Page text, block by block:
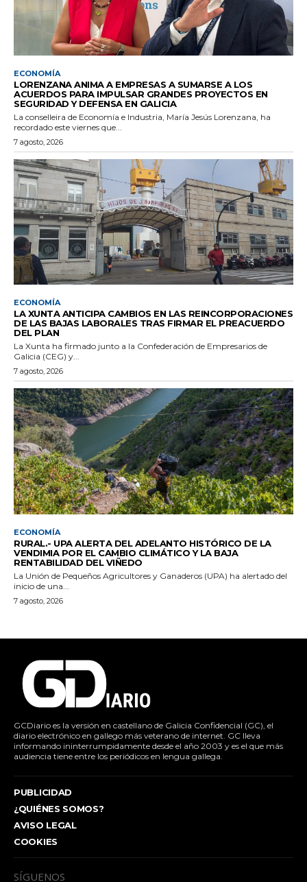
ECONOMÍA
LORENZANA ANIMA A EMPRESAS A SUMARSE A LOS
ACUERDOS PARA IMPULSAR GRANDES PROYECTOS EN
SEGURIDAD Y DEFENSA EN GALICIA
La conselleira de Economía e Industria, María Jesús Lorenzana, ha
recordado este viernes que...
7 agosto, 2026
ECONOMÍA
LA XUNTA ANTICIPA CAMBIOS EN LAS REINCORPORACIONES
DE LAS BAJAS LABORALES TRAS FIRMAR EL PREACUERDO
DEL PLAN
La Xunta ha firmado junto a la Confederación de Empresarios de
Galicia (CEG) y...
7 agosto, 2026
ECONOMÍA
RURAL.- UPA ALERTA DEL ADELANTO HISTÓRICO DE LA
VENDIMIA POR EL CAMBIO CLIMÁTICO Y LA BAJA
RENTABILIDAD DEL VIÑEDO
La Unión de Pequeños Agricultores y Ganaderos (UPA) ha alertado del
inicio de una...
7 agosto, 2026
GCDiario es la versión en castellano de Galicia Confidencial (GC), el
diario electrónico en gallego más veterano de internet. GC lleva
informando ininterrumpidamente desde el año 2003 y es el que más
audiencia tiene entre los periódicos en lengua gallega.
PUBLICIDAD
¿QUIÉNES SOMOS?
AVISO LEGAL
COOKIES
SÍGUENOS